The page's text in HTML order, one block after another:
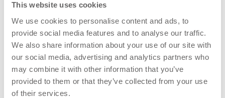
This website uses cookies
We use cookies to personalise content and ads, to
provide social media features and to analyse our traffic.
We also share information about your use of our site with
our social media, advertising and analytics partners who
may combine it with other information that you’ve
provided to them or that they’ve collected from your use
of their services.
gefahren und eingedrückt. Alternativ ist die
manuelle Entleerung über einen seitlichen Griff
möglich.Zur optimalen Entleerung, sollte der
Container gleichmäßig und vollständig gefüllt
sein. Kippbehälter sind CE gekennzeichnet und
für die Belastungskapazität eingestuft. Kann mit
Zubehör wie einem Deckel, Rollen und
Recyclingaufklebern ergänzt werden.